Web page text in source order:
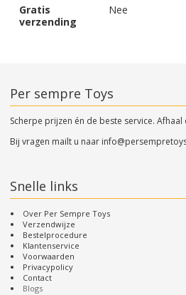
Gratis
verzending
Nee
Per sempre Toys
Scherpe prijzen én de beste service.
Bij vragen mailt u naar
Snelle links
Over Per Sempre Toys
Verzendwijze
Bestelprocedure
Klantenservice
Voorwaarden
Privacypolicy
Contact
Blogs